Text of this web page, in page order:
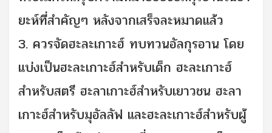
ยะห์ที่สำคัญๆ หลังจากเสร็จละหมาดแล้ว
3. ควรจัดฮะละเกาะฮ์ ทบทวนอัลกุรอาน โดย
แบ่งเป็นฮะละเกาะฮ์สำหรับเด็ก ฮะละเกาะฮ์
สำหรับสตรี ฮะลาเกาะฮ์สำหรับเยาวชน ฮะลา
เกาะฮ์สำหรับมุอัลลัฟ และฮะละเกาะฮ์สำหรับผู้